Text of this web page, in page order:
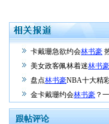
卡戴珊急欲约会林书豪
美女政客佩林着迷林书豪
盘点林书豪NBA十大精
金卡戴珊约会林书豪 ？
跟帖评论